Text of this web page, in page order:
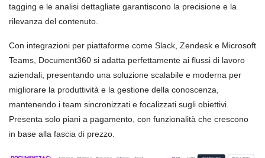
tagging e le analisi dettagliate garantiscono la precisione e la
rilevanza del contenuto.
Con integrazioni per piattaforme come Slack, Zendesk e Microsoft
Teams, Document360 si adatta perfettamente ai flussi di lavoro
aziendali, presentando una soluzione scalabile e moderna per
migliorare la produttività e la gestione della conoscenza,
mantenendo i team sincronizzati e focalizzati sugli obiettivi.
Presenta solo piani a pagamento, con funzionalità che crescono
in base alla fascia di prezzo.